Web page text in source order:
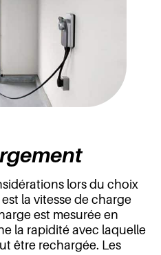
lors du choix
la vitesse de charge
est mesurée en
la rapidité avec laquelle
être rechargée. Les